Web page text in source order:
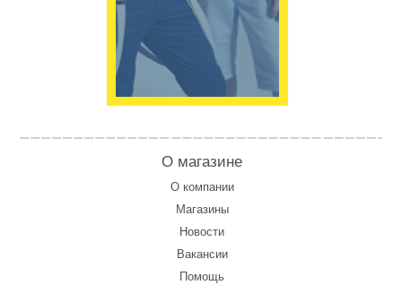
О магазине
О компании
Магазины
Новости
Вакансии
Помощь